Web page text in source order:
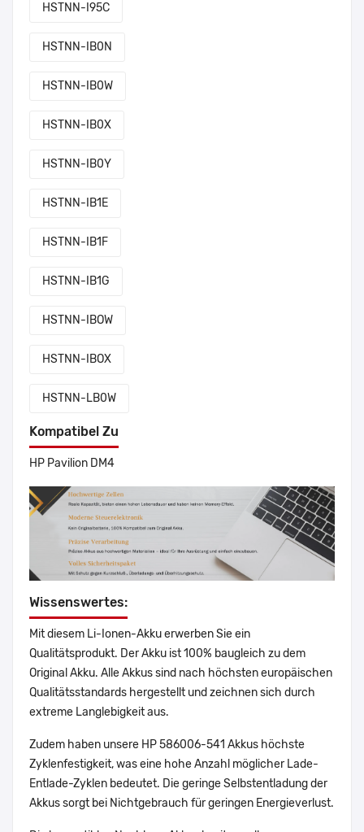
HSTNN-I95C
HSTNN-IB0N
HSTNN-IB0W
HSTNN-IB0X
HSTNN-IB0Y
HSTNN-IB1E
HSTNN-IB1F
HSTNN-IB1G
HSTNN-IBOW
HSTNN-IBOX
HSTNN-LB0W
Kompatibel Zu
HP Pavilion DM4
Wissenswertes:
Mit diesem Li-Ionen-Akku erwerben Sie ein
Qualitätsprodukt. Der Akku ist 100% baugleich zu dem
Original Akku. Alle Akkus sind nach höchsten europäischen
Qualitätsstandards hergestellt und zeichnen sich durch
extreme Langlebigkeit aus.
Zudem haben unsere HP 586006-541 Akkus höchste
Zyklenfestigkeit, was eine hohe Anzahl möglicher Lade-
Entlade-Zyklen bedeutet. Die geringe Selbstentladung der
Akkus sorgt bei Nichtgebrauch für geringen Energieverlust.